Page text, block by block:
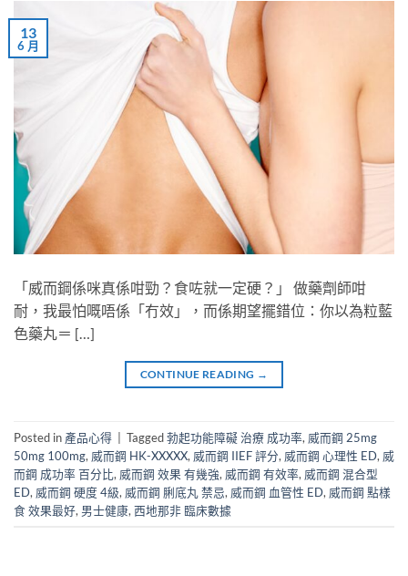
13
6 月
「威而鋼係咪真係咁勁？食咗就一定硬？」 做藥劑師咁
耐，我最怕嘅唔係「冇效」，而係期望擺錯位：你以為粒藍
色藥丸＝ […]
CONTINUE READING →
Posted in 產品心得 Tagged勃起功能障礙 治療 成功率, 威而鋼 25mg
50mg 100mg, 威而鋼 HK-XXXXX, 威而鋼 IIEF 評分, 威而鋼 心理性 ED, 威
而鋼 成功率 百分比, 威而鋼 效果 有幾強, 威而鋼 有效率, 威而鋼 混合型
ED, 威而鋼 硬度 4級, 威而鋼 脷底丸 禁忌, 威而鋼 血管性 ED, 威而鋼 點樣
食 效果最好, 男士健康, 西地那非 臨床數據